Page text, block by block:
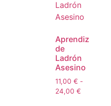
Aprendiz
de
Ladrón
Asesino
11,00 € -
24,00 €